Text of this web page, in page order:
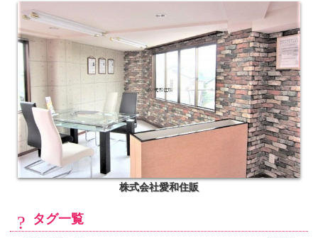
株式会社愛和住販
タグ一覧